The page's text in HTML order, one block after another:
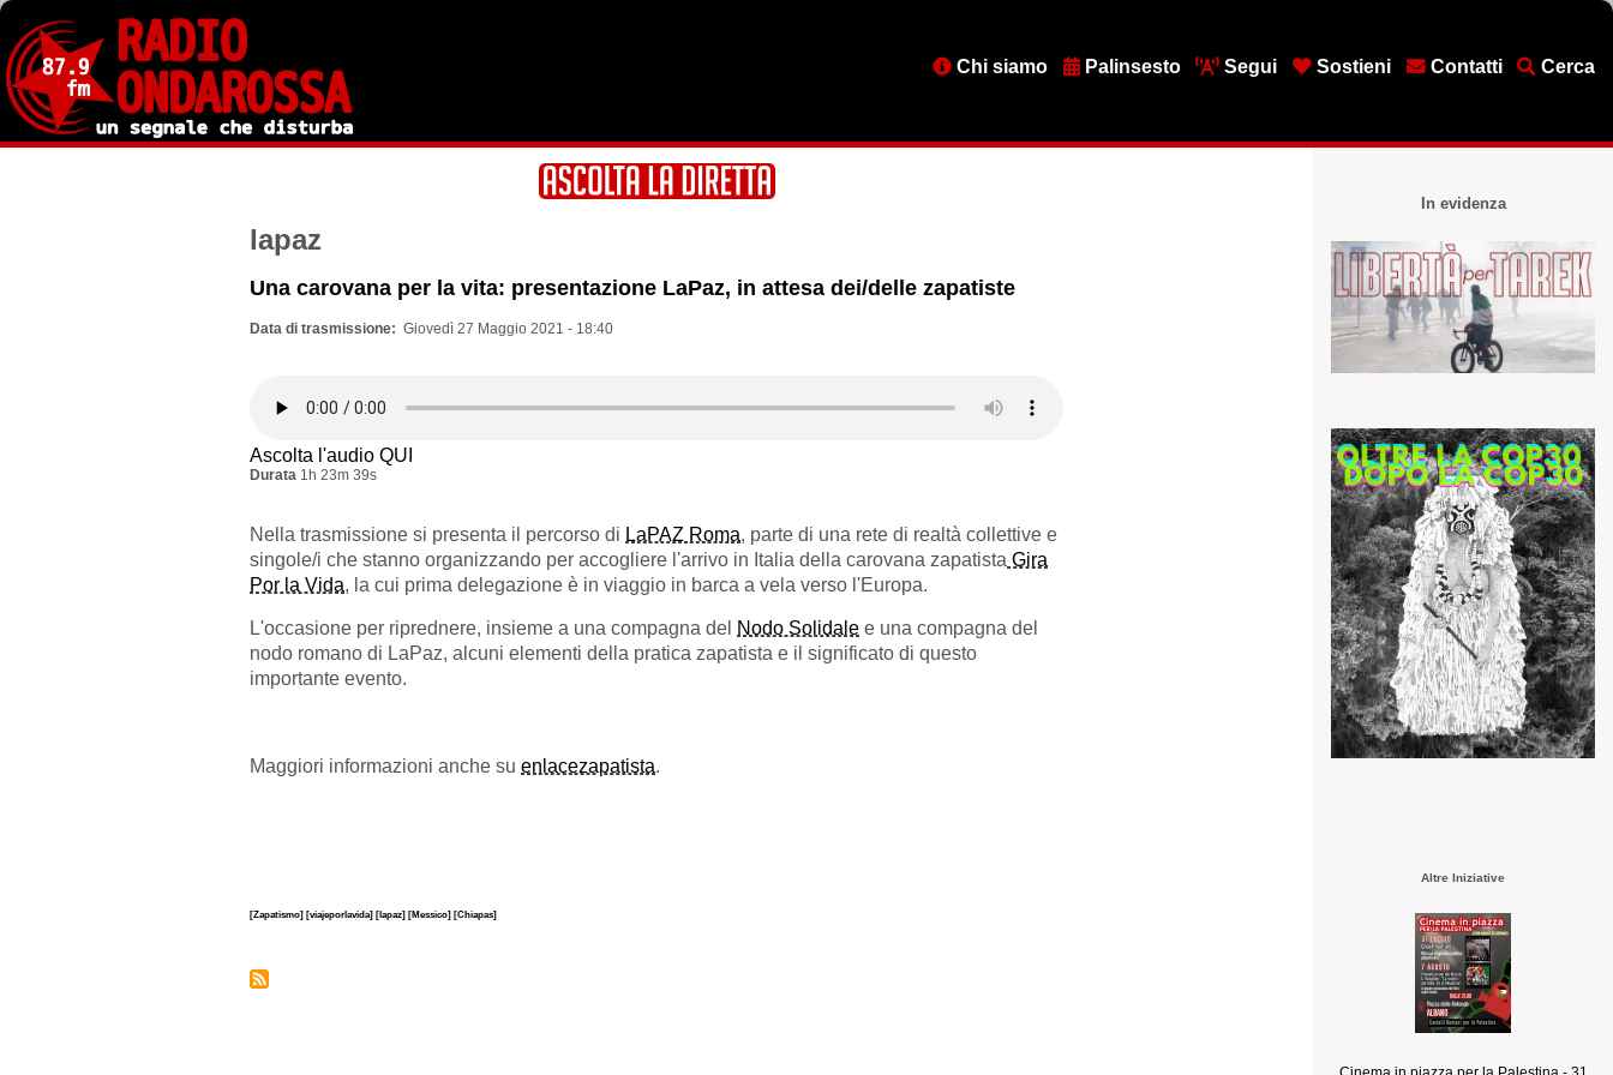
Salta
contenuto
principale
MenuChi siamo Palinsesto Segui Sostieni Contatti Cerca
lapaz
Una carovana per la vita: presentazione LaPaz, in attesa dei/delle zapatiste
Data di trasmissione Giovedì 27 Maggio 2021 - 18:40
Ascolta l'audio QUI
Durata 1h 23m 39s
Nella trasmissione si presenta il percorso di LaPAZ Roma, parte di una rete di realtà collettive e
singole/i che stanno organizzando per accogliere l'arrivo in Italia della carovana zapatista Gira
Por la Vida, la cui prima delegazione è in viaggio in barca a vela verso l'Europa.
L'occasione per riprednere, insieme a una compagna del Nodo Solidale e una compagna del
nodo romano di LaPaz, alcuni elementi della pratica zapatista e il significato di questo
importante evento.
Maggiori informazioni anche su enlacezapatista.
[Zapatismo] [viajeporlavida] [lapaz] [Messico] [Chiapas]
In evidenza
Altre Iniziative